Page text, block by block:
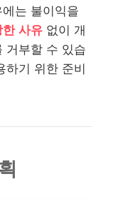
는 불이익을
한 사유 없이 개
거부할 수 있습
하기 위한 준비